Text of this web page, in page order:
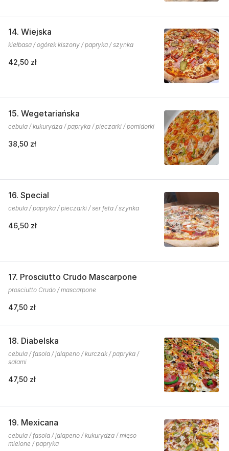
14. Wiejska
kiełbasa / ogórek kiszony / papryka / szynka
42,50 zł
15. Wegetariańska
cebula / kukurydza / papryka / pieczarki / pomidorki
38,50 zł
16. Special
cebula / papryka / pieczarki / ser feta / szynka
46,50 zł
17. Prosciutto Crudo Mascarpone
prosciutto Crudo / mascarpone
47,50 zł
18. Diabelska
cebula / fasola / jalapeno / kurczak / papryka /
salami
47,50 zł
19. Mexicana
cebula / fasola / jalapeno / kukurydza / mięso
mielone / papryka